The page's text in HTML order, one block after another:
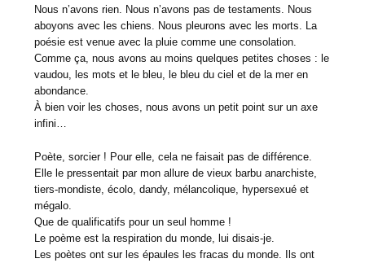
Nous n’avons rien. Nous n’avons pas de testaments. Nous
aboyons avec les chiens. Nous pleurons avec les morts. La
poésie est venue avec la pluie comme une consolation.
Comme ça, nous avons au moins quelques petites choses : le
vaudou, les mots et le bleu, le bleu du ciel et de la mer en
abondance.
À bien voir les choses, nous avons un petit point sur un axe
infini…
Poète, sorcier ! Pour elle, cela ne faisait pas de différence.
Elle le pressentait par mon allure de vieux barbu anarchiste,
tiers-mondiste, écolo, dandy, mélancolique, hypersexué et
mégalo.
Que de qualificatifs pour un seul homme !
Le poème est la respiration du monde, lui disais-je.
Les poètes ont sur les épaules les fracas du monde. Ils ont